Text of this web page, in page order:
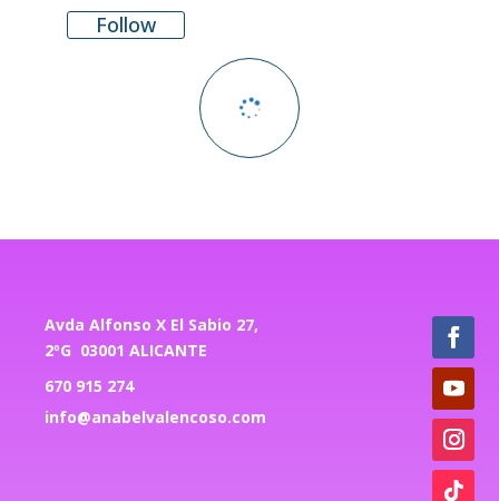
Follow
Avda Alfonso X El Sabio 27,
2ºG 03001 ALICANTE
670 915 274
info@anabelvalencoso.com